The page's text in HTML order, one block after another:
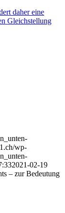
daher eine
Gleichstellung
wp-
2021-02-19
– zur Bedeutung